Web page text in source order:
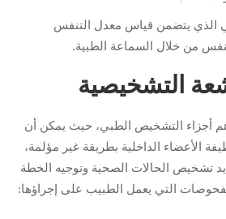
الذي يتضمن قياس معدل التنفس
من خلال السماعة الطبية.
التشخيصية
أجزاء التشخيص الطبي، حيث يمكن أن
الأعضاء الداخلية بطريقة غير مؤلمة،
تشخيص الحالات الصحية وتوجيه الخطة
الفحوصات التي يعمل الطبيب على إجراؤها: